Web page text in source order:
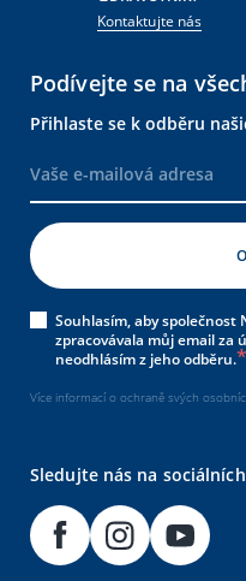
Kontaktujte nás
Podívejte se na
Přihlaste se k odběru
Souhlasím, aby společnost
zpracovávala můj email za
neodhlásím z jeho odběru.
Více informací o ochraně svých
Sledujte nás na